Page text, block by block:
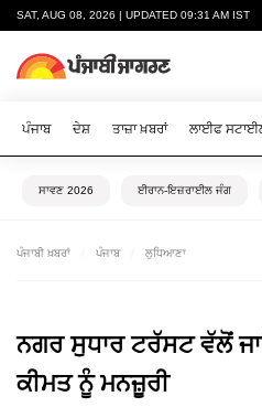
SAT, AUG 08, 2026 | UPDATED 09:31 AM IST
ਪੰਜਾਬ ਦੇਸ਼ ਤਾਜ਼ਾ ਖ਼ਬਰਾਂ ਲਾਈਫ
ਸਾਵਣ 2026 ਈਰਾਨ-ਇਜ਼ਰਾਈਲ ਜੰਗ
ਪੰਜਾਬੀ ਖ਼ਬਰਾਂ ਪੰਜਾਬ ਲੁਧਿਆਣਾ
ਨਗਰ ਸੁਧਾਰ ਟਰੱਸਟ ਵੱਲੋਂ
ਕੀਮਤ ਨੂੰ ਮਨਜ਼ੂਰੀ